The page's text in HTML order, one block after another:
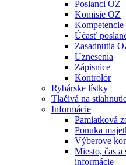
Poslanci OZ
Komisie OZ
Kompetencie
Účasť
Zasadnutia
Uznesenia
Zápisnice
Kontrolór
Rybárske lístky
Tlačivá na
Informácie
Pamiatková
Ponuka
Výberove
Miesto, čas
informácie